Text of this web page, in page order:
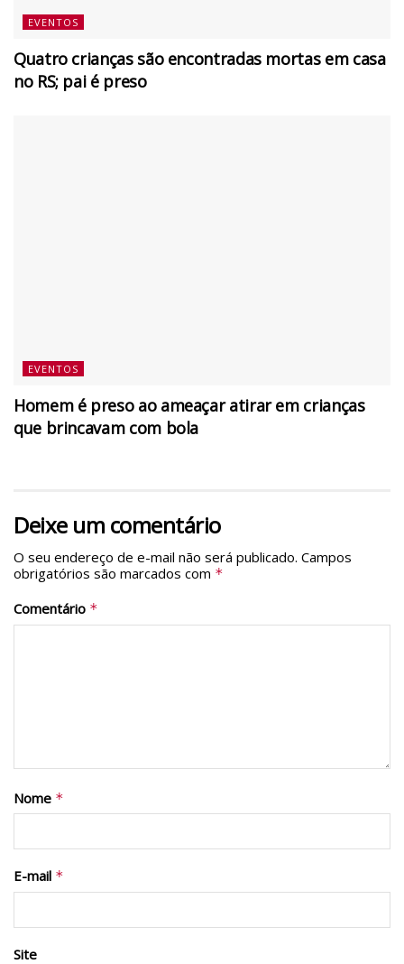
EVENTOS
Quatro crianças são encontradas mortas em casa
no RS; pai é preso
EVENTOS
Homem é preso ao ameaçar atirar em crianças
que brincavam com bola
Deixe um comentário
O seu endereço de e-mail não será publicado. Campos
obrigatórios são marcados com *
Comentário *
Nome *
E-mail *
Site